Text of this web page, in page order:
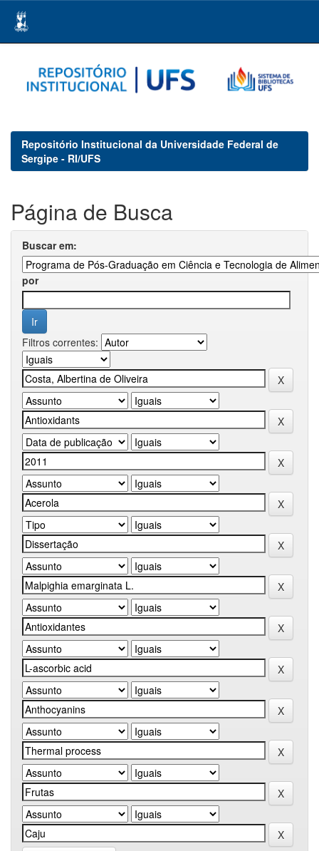
navigation
Repositório Institucional da Universidade Federal de
Sergipe - RI/UFS
Página de Busca
Buscar em:
por
Filtros correntes: